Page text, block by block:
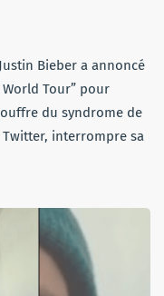
Bieber a annoncé
Tour” pour
du syndrome de
Twitter, interrompre sa